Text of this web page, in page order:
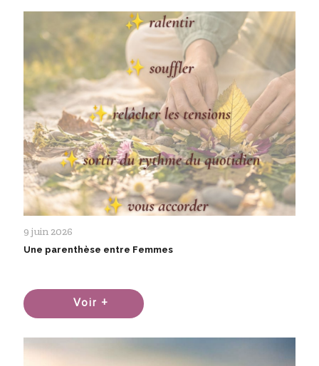
9 juin 2026
Une parenthèse entre Femmes
Voir +